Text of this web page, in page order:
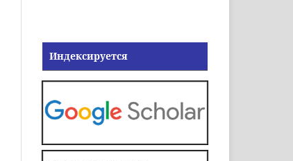
Индексируется